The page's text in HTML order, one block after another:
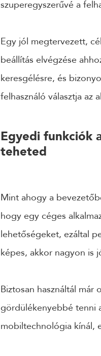
szuperegyszerűvé a
Egy jól megtervezett,
beállítás elvégzése
keresgélésre, és
felhasználó választja az
Egyedi funkciók
teheted
Mint ahogy a
hogy egy céges
lehetőségeket, ezáltal
képes, akkor nagyon is
Biztosan használtál már
gördülékenyebbé tenni
mobiltechnológia kínál,